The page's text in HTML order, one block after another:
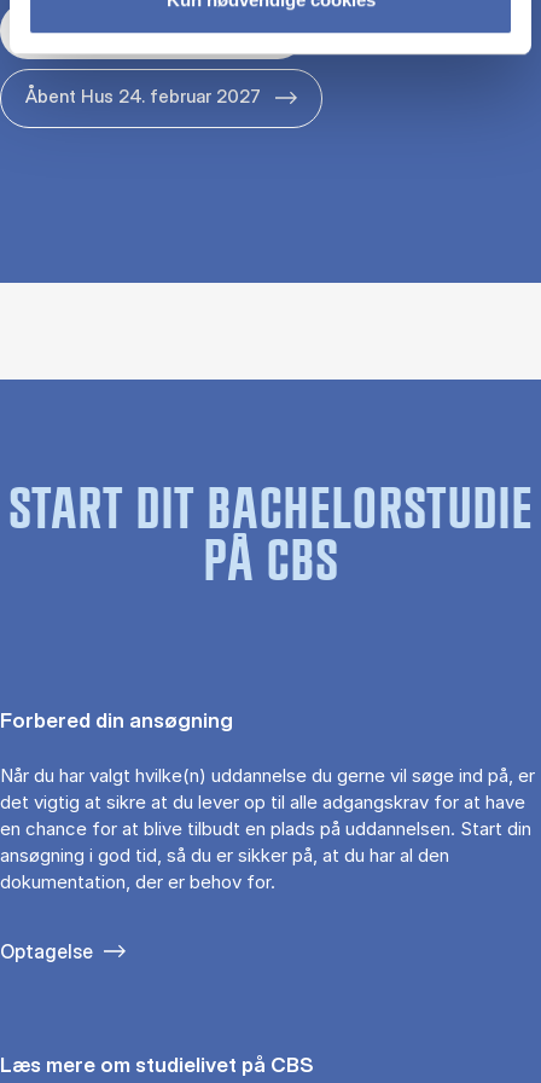
Åbent Hus 29. januar 2027
Åbent Hus 24. februar 2027
START DIT BACHELORSTUDIE
PÅ CBS
Forbered din ansøgning
Når du har valgt hvilke(n) uddannelse du gerne vil søge ind på, er
det vigtig at sikre at du lever op til alle adgangskrav for at have
en chance for at blive tilbudt en plads på uddannelsen. Start din
ansøgning i god tid, så du er sikker på, at du har al den
dokumentation, der er behov for.
Optagelse
Læs mere om studielivet på CBS